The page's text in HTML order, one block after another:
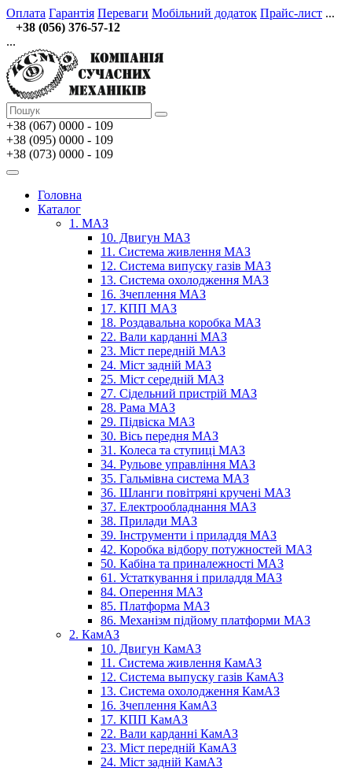
Оплата Гарантія Переваги Мобільний додаток Прайс-лист ...
+38 (056) 376-57-12
...
+38 (067) 0000 - 109
+38 (095) 0000 - 109
+38 (073) 0000 - 109
Головна
Каталог
1. МАЗ
10. Двигун МАЗ
11. Система живлення МАЗ
12. Система випуску газів МАЗ
13. Система охолодження МАЗ
16. Зчеплення МАЗ
17. КПП МАЗ
18. Роздавальна коробка МАЗ
22. Вали карданні МАЗ
23. Міст передній МАЗ
24. Міст задній МАЗ
25. Міст середній МАЗ
27. Сідельний пристрій МАЗ
28. Рама МАЗ
29. Підвіска МАЗ
30. Вісь передня МАЗ
31. Колеса та ступиці МАЗ
34. Рульове управління МАЗ
35. Гальмівна система МАЗ
36. Шланги повітряні кручені МАЗ
37. Електрообладнання МАЗ
38. Прилади МАЗ
39. Інструменти і приладдя МАЗ
42. Коробка відбору потужностей МАЗ
50. Кабіна та приналежності МАЗ
61. Устаткування і приладдя МАЗ
84. Оперення МАЗ
85. Платформа МАЗ
86. Механізм підйому платформи МАЗ
2. КамАЗ
10. Двигун КамАЗ
11. Система живлення КамАЗ
12. Система выпуску газів КамАЗ
13. Система охолодження КамАЗ
16. Зчеплення КамАЗ
17. КПП КамАЗ
22. Вали карданні КамАЗ
23. Міст передній КамАЗ
24. Міст задній КамАЗ